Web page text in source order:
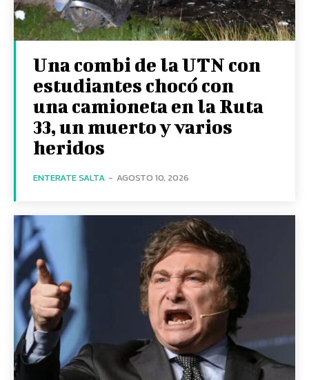
Una combi de la UTN con
estudiantes chocó con
una camioneta en la Ruta
33, un muerto y varios
heridos
ENTERATE SALTA - AGOSTO 10, 2026